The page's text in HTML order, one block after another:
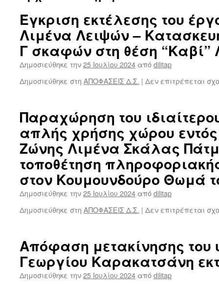
Έγκριση εκτέλεσης του
Λιμένα Λειψών –
Γ σκαφών στη θέση “Καβί”
Δημοσιεύθηκε την25 Ιουλίου 2024 απόdilitap
Δημοσιεύθηκε στη ΑΠΟΦΑΣΕΙΣ Δ.Σ. | Δεν επιτρέπεται
Παραχώρηση του
απλής χρήσης χώρου
Ζώνης Λιμένα Σκάλας
τοποθέτηση
στον Κουμουνδούρο Θωμά
Δημοσιεύθηκε την25 Ιουλίου 2024 απόdilitap
Δημοσιεύθηκε στη ΑΠΟΦΑΣΕΙΣ Δ.Σ. | Δεν επιτρέπεται
Απόφαση μετακίνησης
Γεωργίου Καρακατσάνη
Δημοσιεύθηκε την25 Ιουλίου 2024 απόdilitap